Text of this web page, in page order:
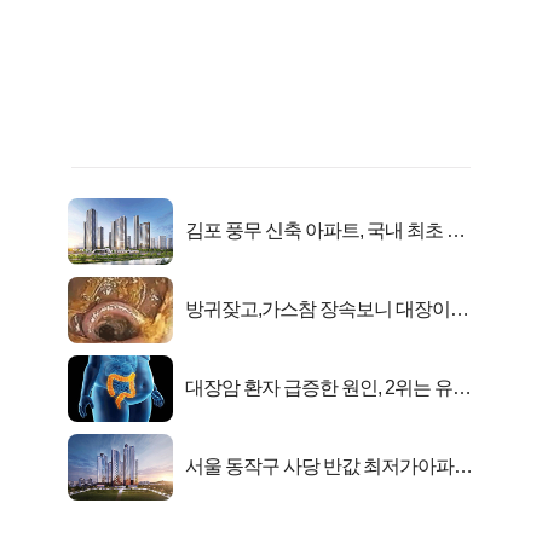
김포 풍무 신축 아파트, 국내 최초 반
방귀잦고,가스참 장속보니 대장이아
대장암 환자 급증한 원인, 2위는 유산
서울 동작구 사당 반값 최저가아파트